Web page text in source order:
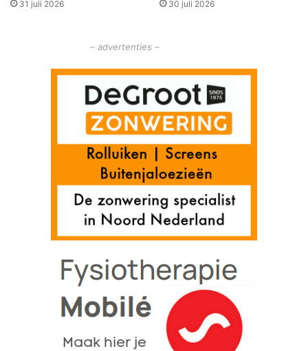
31 juli 2026 30 juli 2026
– advertenties –